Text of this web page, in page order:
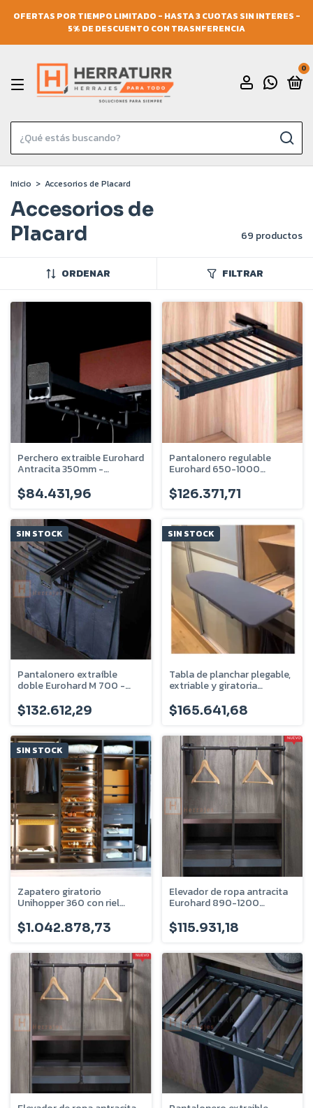
OFERTAS POR TIEMPO LIMITADO - HASTA 3 CUOTAS SIN INTERES -
5% DE DESCUENTO CON TRASNFERENCIA
0
Inicio > Accesorios de Placard
Accesorios de
Placard
69 productos
ORDENAR FILTRAR
Perchero extraible Eurohard
Antracita 350mm -
$84.431,96
Pantalonero regulable
Eurohard 650-1000
$126.371,71
SIN STOCK
Pantalonero extraíble
doble Eurohard M 700 -
$132.612,29
SIN STOCK
Tabla de planchar plegable,
extriable y giratoria
$165.641,68
SIN STOCK
Zapatero giratorio
Unihopper 360 con riel
U-720-08-12
$1.042.878,73
Elevador de ropa antracita
Eurohard 890-1200
$115.931,18